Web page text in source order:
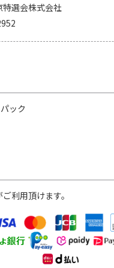
特選会株式会社
ック
利用頂けます。